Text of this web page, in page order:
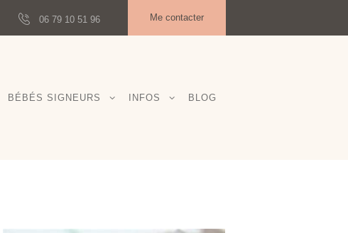
06 79 10 51 96 Me contacter
BÉBÉS SIGNEURS INFOS BLOG